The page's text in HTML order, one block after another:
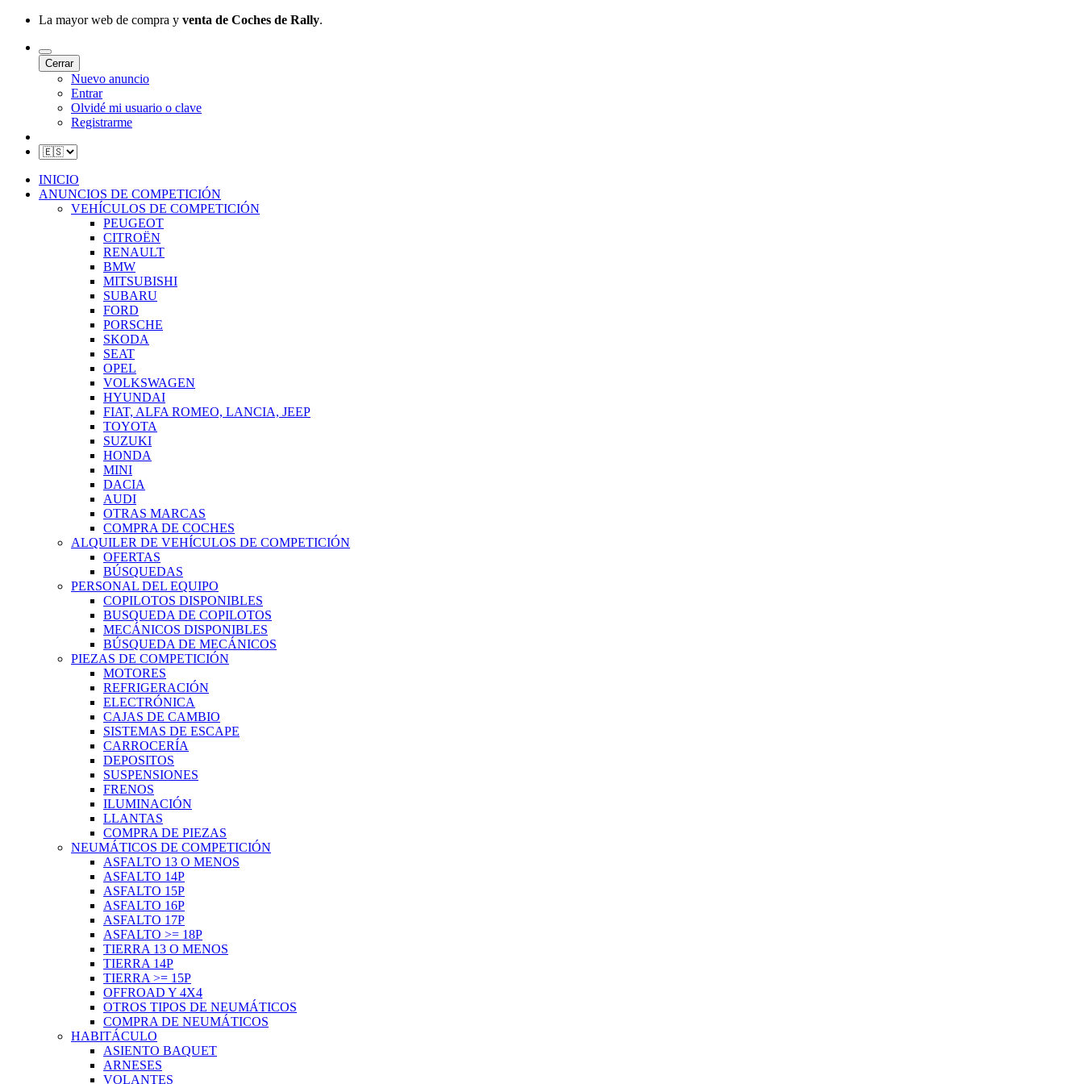
La mayor web de compra y venta de Coches de Rally.
Cerrar
Nuevo anuncio
Entrar
Olvidé mi usuario o clave
Registrarme
INICIO
ANUNCIOS DE COMPETICIÓN
VEHÍCULOS DE COMPETICIÓN
PEUGEOT
CITROËN
RENAULT
BMW
MITSUBISHI
SUBARU
FORD
PORSCHE
SKODA
SEAT
OPEL
VOLKSWAGEN
HYUNDAI
FIAT, ALFA ROMEO, LANCIA, JEEP
TOYOTA
SUZUKI
HONDA
MINI
DACIA
AUDI
OTRAS MARCAS
COMPRA DE COCHES
ALQUILER DE VEHÍCULOS DE COMPETICIÓN
OFERTAS
BÚSQUEDAS
PERSONAL DEL EQUIPO
COPILOTOS DISPONIBLES
BUSQUEDA DE COPILOTOS
MECÁNICOS DISPONIBLES
BÚSQUEDA DE MECÁNICOS
PIEZAS DE COMPETICIÓN
MOTORES
REFRIGERACIÓN
ELECTRÓNICA
CAJAS DE CAMBIO
SISTEMAS DE ESCAPE
CARROCERÍA
DEPOSITOS
SUSPENSIONES
FRENOS
ILUMINACIÓN
LLANTAS
COMPRA DE PIEZAS
NEUMÁTICOS DE COMPETICIÓN
ASFALTO 13 O MENOS
ASFALTO 14P
ASFALTO 15P
ASFALTO 16P
ASFALTO 17P
ASFALTO >= 18P
TIERRA 13 O MENOS
TIERRA 14P
TIERRA >= 15P
OFFROAD Y 4X4
OTROS TIPOS DE NEUMÁTICOS
COMPRA DE NEUMÁTICOS
HABITÁCULO
ASIENTO BAQUET
ARNESES
VOLANTES